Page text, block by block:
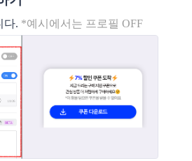
다. *예시에서는 프로필 OFF